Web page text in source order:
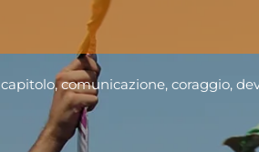
capitolo,comunicazione, coraggio,